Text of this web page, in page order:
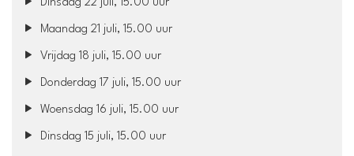
Dinsdag 22 juli, 15.00 uur
Maandag 21 juli, 15.00 uur
Vrijdag 18 juli, 15.00 uur
Donderdag 17 juli, 15.00 uur
Woensdag 16 juli, 15.00 uur
Dinsdag 15 juli, 15.00 uur